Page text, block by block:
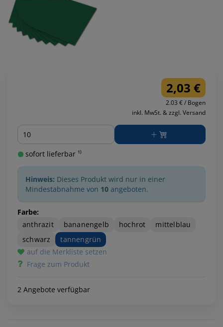
2,03 €
2.03 € / Bogen
inkl. MwSt. & zzgl. Versand
Menge
sofort lieferbar ¹⁾
Hinweis: Dieses Produkt wird nur in einer
Mindestabnahme von 10 angeboten.
Farbe:
anthrazit
bananengelb hochrot
mittelblau
schwarz
tannengrün
auf die Merkliste setzen
Frage zum Produkt
2 Angebote verfügbar